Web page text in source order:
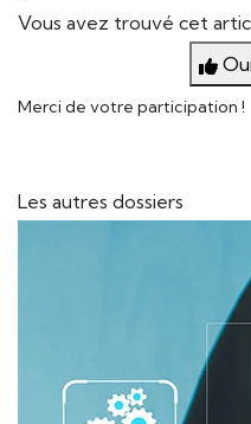
Vous avez trouvé cet
Oui
Merci de votre participation !
Les autres dossiers